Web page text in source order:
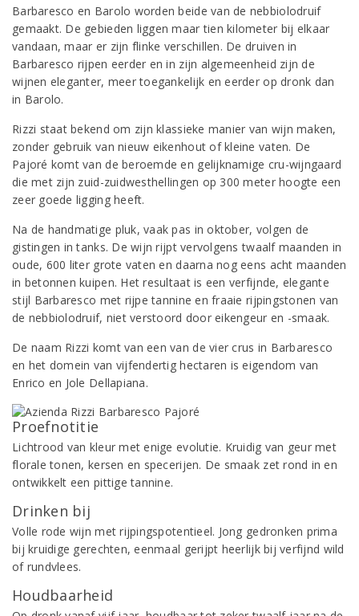
Barbaresco en Barolo worden beide van de nebbiolodruif
gemaakt. De gebieden liggen maar tien kilometer bij elkaar
vandaan, maar er zijn flinke verschillen. De druiven in
Barbaresco rijpen eerder en in zijn algemeenheid zijn de
wijnen eleganter, meer toegankelijk en eerder op dronk dan
in Barolo.
Rizzi staat bekend om zijn klassieke manier van wijn maken,
zonder gebruik van nieuw eikenhout of kleine vaten. De
Pajoré komt van de beroemde en gelijknamige cru-wijngaard
die met zijn zuid-zuidwesthellingen op 300 meter hoogte een
zeer goede ligging heeft.
Na de handmatige pluk, vaak pas in oktober, volgen de
gistingen in tanks. De wijn rijpt vervolgens twaalf maanden in
oude, 600 liter grote vaten en daarna nog eens acht maanden
in betonnen kuipen. Het resultaat is een verfijnde, elegante
stijl Barbaresco met rijpe tannine en fraaie rijpingstonen van
de nebbiolodruif, niet verstoord door eikengeur en -smaak.
De naam Rizzi komt van een van de vier crus in Barbaresco
en het domein van vijfendertig hectaren is eigendom van
Enrico en Jole Dellapiana.
Proefnotitie
Lichtrood van kleur met enige evolutie. Kruidig van geur met
florale tonen, kersen en specerijen. De smaak zet rond in en
ontwikkelt een pittige tannine.
Drinken bij
Volle rode wijn met rijpingspotentieel. Jong gedronken prima
bij kruidige gerechten, eenmaal gerijpt heerlijk bij verfijnd wild
of rundvlees.
Houdbaarheid